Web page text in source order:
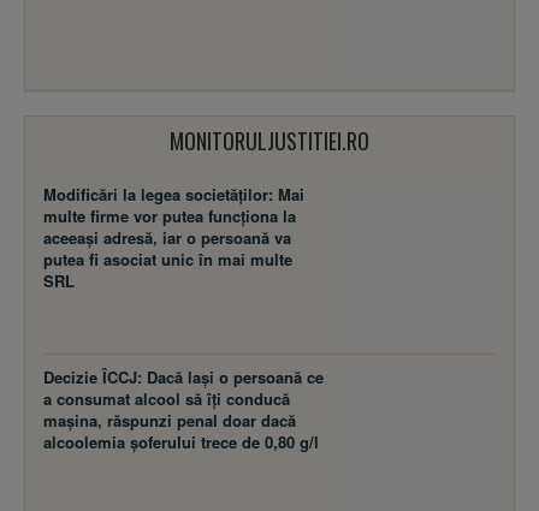
MONITORULJUSTITIEI.RO
Modificări la legea societăţilor: Mai
multe firme vor putea funcţiona la
aceeaşi adresă, iar o persoană va
putea fi asociat unic în mai multe
SRL
Decizie ÎCCJ: Dacă laşi o persoană ce
a consumat alcool să îţi conducă
maşina, răspunzi penal doar dacă
alcoolemia şoferului trece de 0,80 g/l